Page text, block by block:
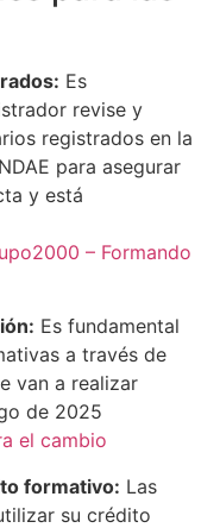
Es
revise y
registrados en la
para asegurar
y está
– Formando
Es fundamental
a través de
van a realizar
de 2025
el cambio
formativo: Las
su crédito